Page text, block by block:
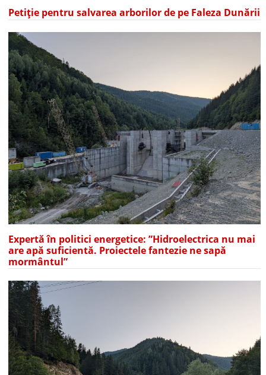
Petiție pentru salvarea arborilor de pe Faleza Dunării
Expertă în politici energetice: ”Hidroelectrica nu mai
are apă suficientă. Proiectele fantezie ne sapă
mormântul”